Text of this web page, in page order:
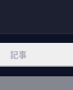
記事